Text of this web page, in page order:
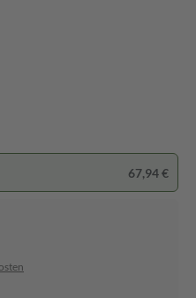
67,94 €